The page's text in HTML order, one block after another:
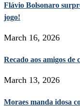
Flávio Bolsonaro
jogo!
March 16, 2026
Recado aos amigos
March 13, 2026
Moraes manda idosa